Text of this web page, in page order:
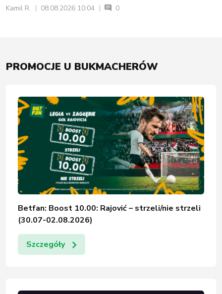
Kamil R. 08.08.2026 10:04 0
PROMOCJE U BUKMACHERÓW
Betfan: Boost 10.00: Rajović – strzeli/nie strzeli
(30.07-02.08.2026)
Szczegóły